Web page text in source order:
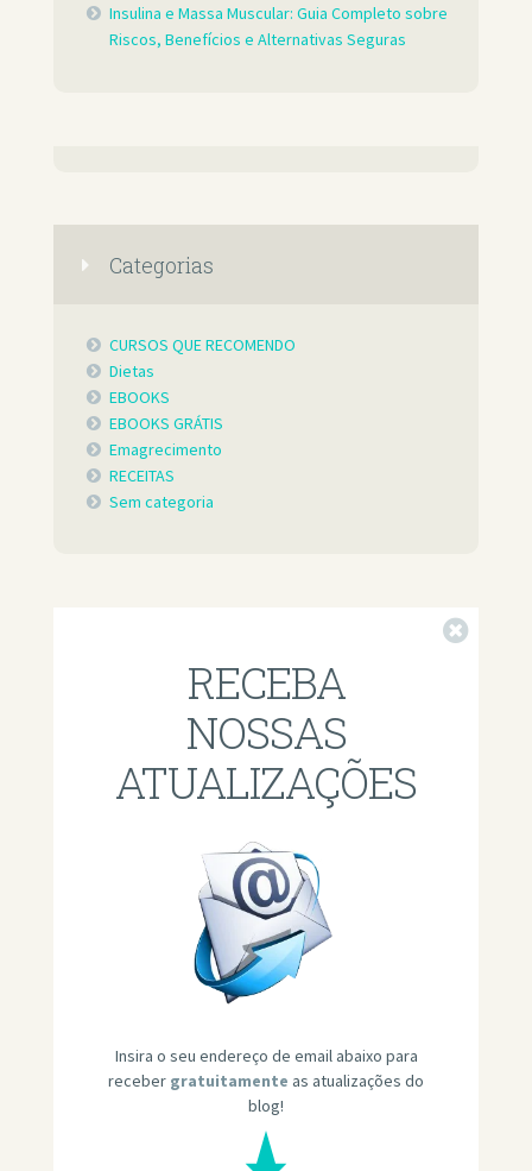
Insulina e Massa Muscular: Guia Completo sobre
Riscos, Benefícios e Alternativas Seguras
Categorias
CURSOS QUE RECOMENDO
Dietas
EBOOKS
EBOOKS GRÁTIS
Emagrecimento
RECEITAS
Sem categoria
RECEBA
NOSSAS
ATUALIZAÇÕES
Insira o seu endereço de email abaixo para
receber gratuitamente as atualizações do
blog!